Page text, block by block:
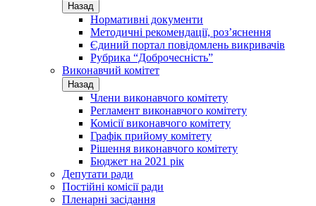
Назад
Нормативні документи
Методичні рекомендації, роз’яснення
Єдиний портал повідомлень викривачів
Рубрика “Доброчесність”
Виконавчий комітет
Назад
Члени виконавчого комітету
Регламент виконавчого комітету
Комісії виконавчого комітету
Графік прийому комітету
Рішення виконавчого комітету
Бюджет на 2021 рік
Депутати ради
Постійні комісії ради
Пленарні засідання